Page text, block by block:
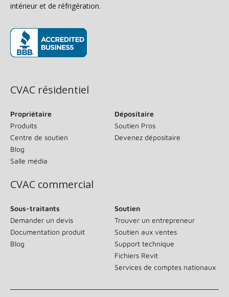
intérieur et de réfrigération.
CVAC résidentiel
Propriétaire
Produits
Centre de soutien
Blog
Salle média
Dépositaire
Soutien Pros
Devenez dépositaire
CVAC commercial
Sous-traitants
Demander un devis
Documentation produit
Blog
Soutien
Trouver un entrepreneur
Soutien aux ventes
Support technique
Fichiers Revit
Services de comptes nationaux